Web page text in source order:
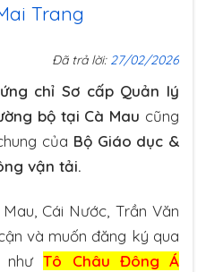
Trang
Đã trả lời: 27/02/2026
chỉ Sơ cấp Quản lý
bộ tại Cà Mau cũng
của Bộ Giáo dục &
vận tải.
Cái Nước, Trần Văn
và muốn đăng ký qua
nhưTô Châu Đông Á